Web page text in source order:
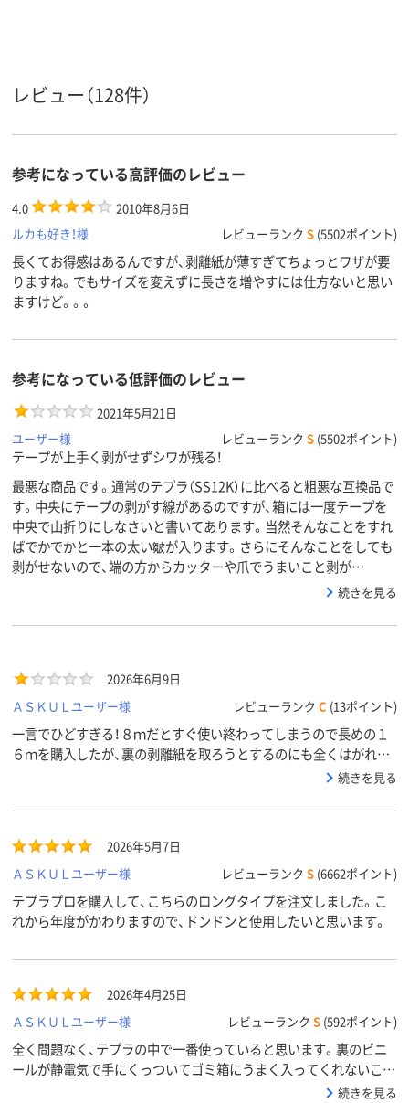
テープ長
さ
16m、16m巻、16m
レビュー（128件）
参考になっている高評価のレビュー
4.0
2010年8月6日
ルカも好き！様
レビューランク S (5502ポイント)
長くてお得感はあるんですが、剥離紙が薄すぎてちょっとワザが要
りますね。でもサイズを変えずに長さを増やすには仕方ないと思い
ますけど。。。
参考になっている低評価のレビュー
2021年5月21日
ユーザー様
レビューランク S (5502ポイント)
テープが上手く剥がせずシワが残る！
最悪な商品です。通常のテプラ（SS12K）に比べると粗悪な互換品で
す。中央にテープの剥がす線があるのですが、箱には一度テープを
中央で山折りにしなさいと書いてあります。当然そんなことをすれ
ばでかでかと一本の太い皺が入ります。さらにそんなことをしても
剥がせないので、端の方からカッターや爪でうまいこと剥が…
続きを見る
2026年6月9日
ＡＳＫＵＬユーザー様
レビューランク C (13ポイント)
一言でひどすぎる！８ｍだとすぐ使い終わってしまうので長めの１
６ｍを購入したが、裏の剥離紙を取ろうとするのにも全くはがれず
続きを見る
2026年5月7日
ＡＳＫＵＬユーザー様
レビューランク S (6662ポイント)
テプラプロを購入して、こちらのロングタイプを注文しました。こ
れから年度がかわりますので、ドンドンと使用したいと思います。
2026年4月25日
ＡＳＫＵＬユーザー様
レビューランク S (592ポイント)
全く問題なく、テプラの中で一番使っていると思います。裏のビニ
ールが静電気で手にくっついてゴミ箱にうまく入ってくれないこと
ぐらいしか問題を思いつきません。はがしにくい問題については、
続きを見る